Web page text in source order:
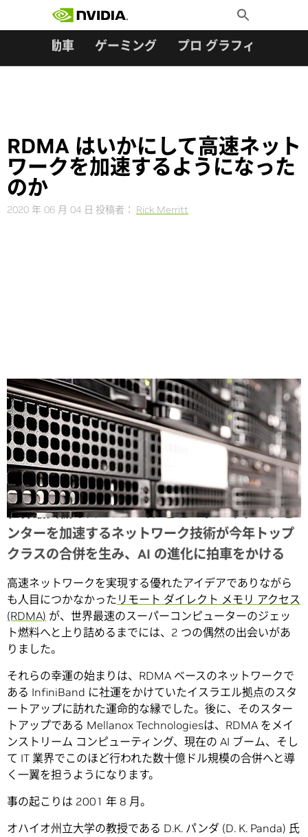
Toggle
Search
自動車 ゲーミング プロ グラフィックス
RDMA はいかにして高速ネット
ワークを加速するようになった
のか
2020 年 06 月 04 日 投稿者： Rick Merritt
Share
世界最大級のスーパーコンピューターやデータセ
ンターを加速するネットワーク技術が今年トップ
クラスの合併を生み、AI の進化に拍車をかける
高速ネットワークを実現する優れたアイデアでありながら
も人目につかなかった リモート ダイレクト メモリ アクセス
(RDMA) が、世界最速のスーパーコンピューターのジェッ
ト燃料へと上り詰めるまでには、2 つの偶然の出会いがあ
りました。
それらの幸運の始まりは、RDMA ベースのネットワークで
ある InfiniBand に社運をかけていたイスラエル拠点のスタ
ートアップに訪れた運命的な縁でした。後に、そのスター
トアップである Mellanox Technologiesは、RDMA をメイ
ンストリーム コンピューティング、現在の AI ブーム、そし
て IT 業界でこのほど行われた数十億ドル規模の合併へと導
く一翼を担うようになります。
事の起こりは 2001 年 8 月。
オハイオ州立大学の教授である D.K. パンダ (D. K. Panda) 氏